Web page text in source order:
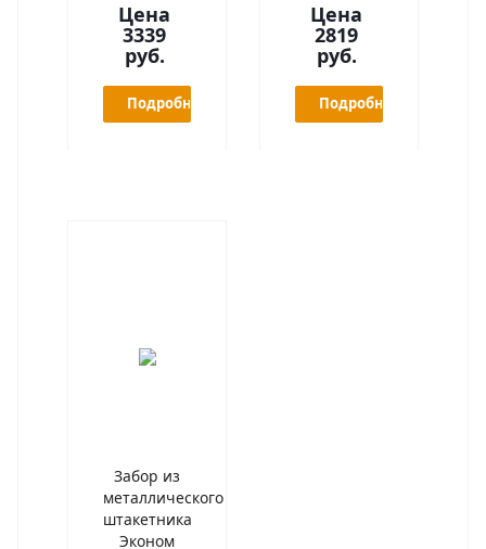
Цена
3339
руб.
Подробнее
Цена
2819
руб.
Подробнее
Забор из
металлического
штакетника
Эконом